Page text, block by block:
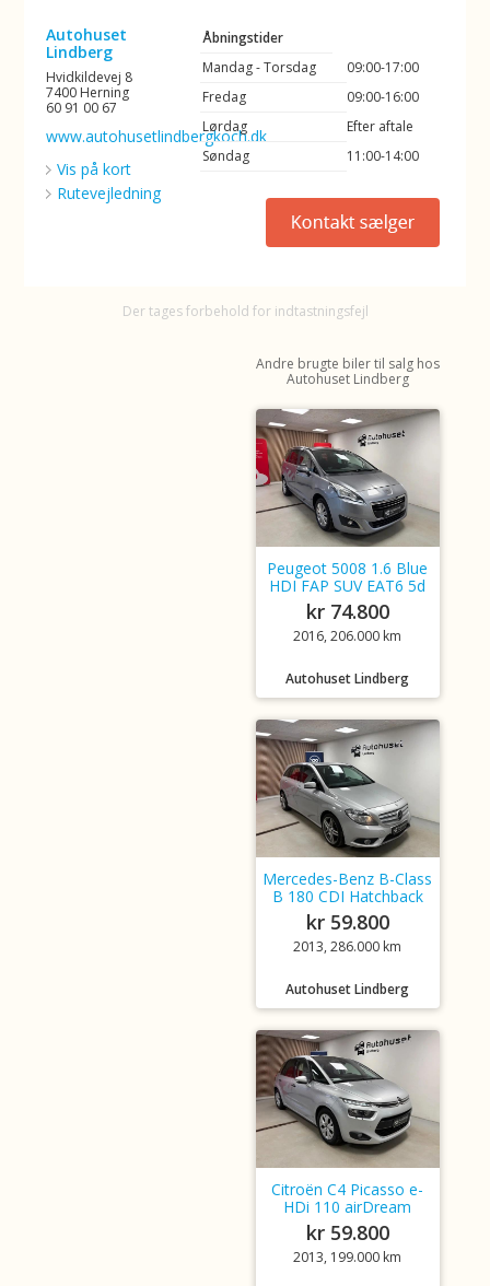
Autohuset
Lindberg
Hvidkildevej 8
7400 Herning
60 91 00 67
www.autohusetlindbergkoch.dk
Vis på kort
Rutevejledning
Åbningstider
Mandag - Torsdag
09:00-17:00
Fredag
09:00-16:00
Lørdag
Efter aftale
Søndag
11:00-14:00
Der tages forbehold for indtastningsfejl
Andre brugte biler til salg hos
Autohuset Lindberg
Peugeot 5008 1.6 Blue
HDI FAP SUV EAT6 5d
kr 74.800
2016, 206.000 km
Autohuset Lindberg
Mercedes-Benz B-Class
B 180 CDI Hatchback
kr 59.800
2013, 286.000 km
Autohuset Lindberg
Citroën C4 Picasso e-
HDi 110 airDream
kr 59.800
2013, 199.000 km